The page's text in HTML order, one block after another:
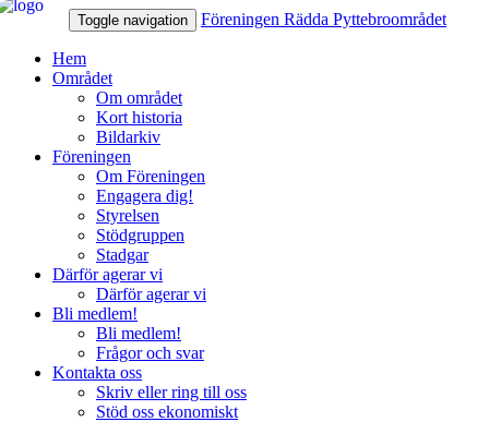
Toggle navigation Föreningen Rädda Pyttebroområdet
Hem
Området
Om området
Kort historia
Bildarkiv
Föreningen
Om Föreningen
Engagera dig!
Styrelsen
Stödgruppen
Stadgar
Därför agerar vi
Därför agerar vi
Bli medlem!
Bli medlem!
Frågor och svar
Kontakta oss
Skriv eller ring till oss
Stöd oss ekonomiskt